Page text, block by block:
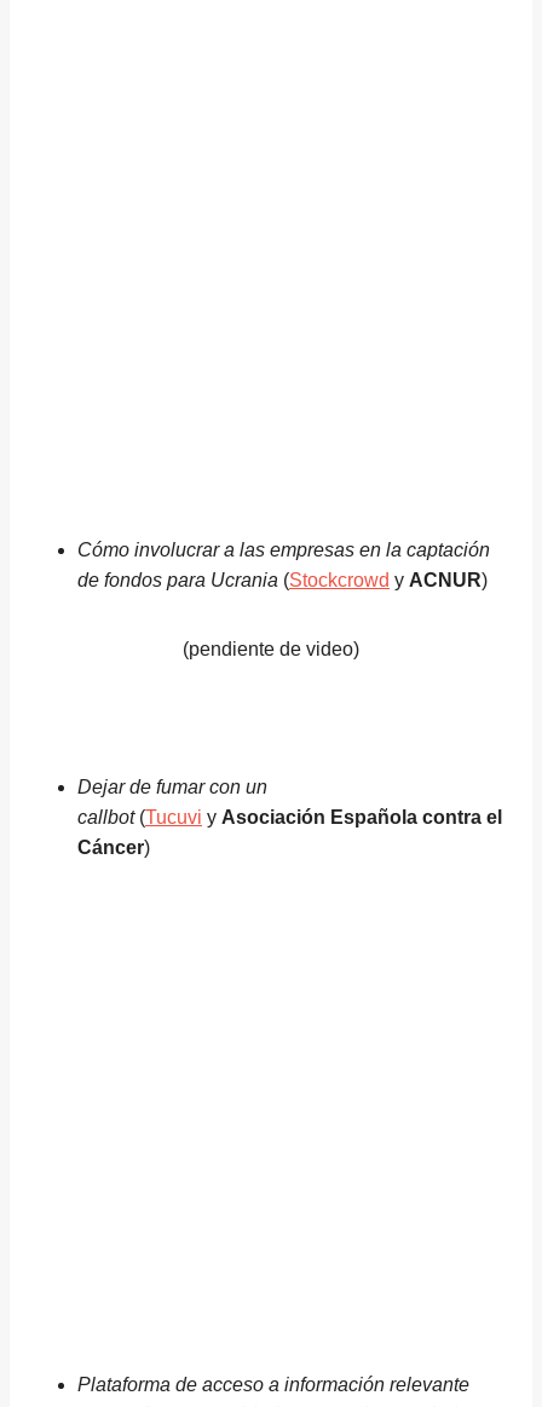
Cómo involucrar a las empresas en la captación
de fondos para Ucrania (Stockcrowd y ACNUR)
(pendiente de video)
Dejar de fumar con un
callbot(Tucuvi y Asociación Española contra el
Cáncer)
Plataforma de acceso a información relevante